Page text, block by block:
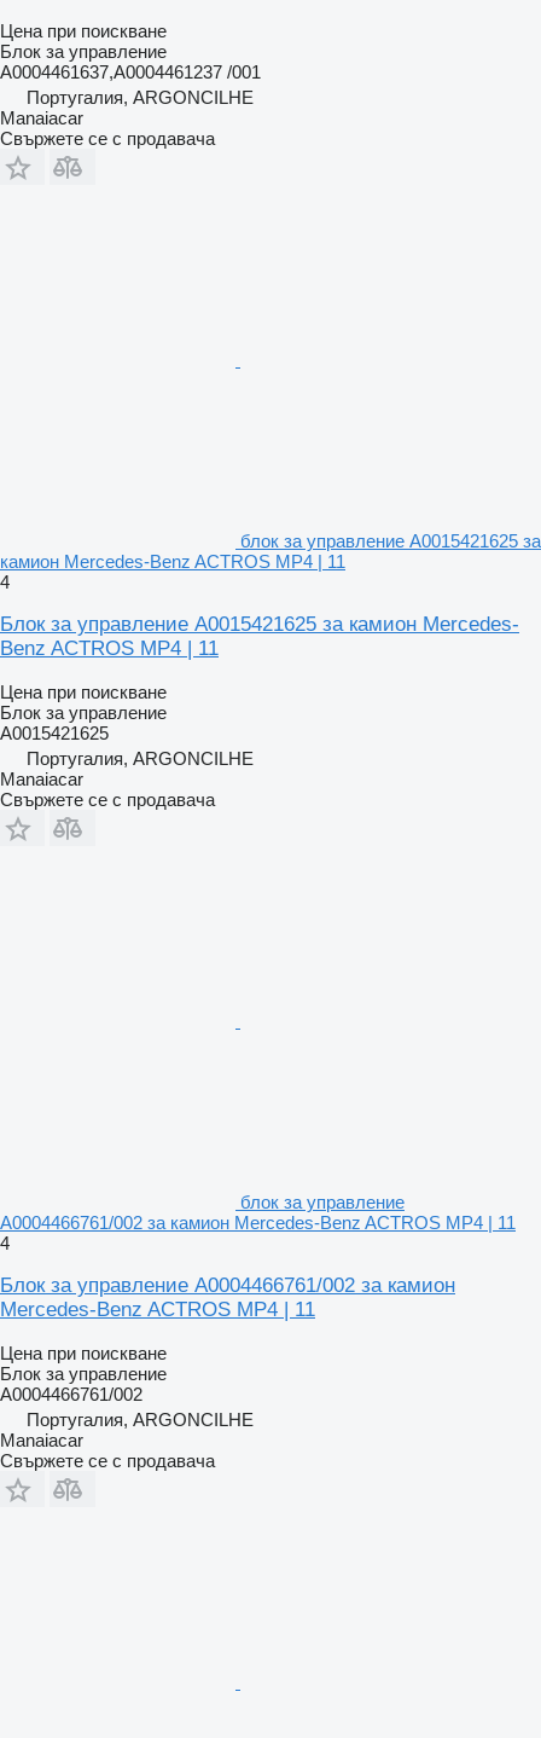
Цена при поискване
Блок за управление
A0004461637,A0004461237 /001
Португалия, ARGONCILHE
Manaiacar
Свържете се с продавача
блок за управление A0015421625 за
камион Mercedes-Benz ACTROS MP4 | 11
4
Блок за управление A0015421625 за камион Mercedes-
Benz ACTROS MP4 | 11
Цена при поискване
Блок за управление
A0015421625
Португалия, ARGONCILHE
Manaiacar
Свържете се с продавача
блок за управление
A0004466761/002 за камион Mercedes-Benz ACTROS MP4 | 11
4
Блок за управление A0004466761/002 за камион
Mercedes-Benz ACTROS MP4 | 11
Цена при поискване
Блок за управление
A0004466761/002
Португалия, ARGONCILHE
Manaiacar
Свържете се с продавача